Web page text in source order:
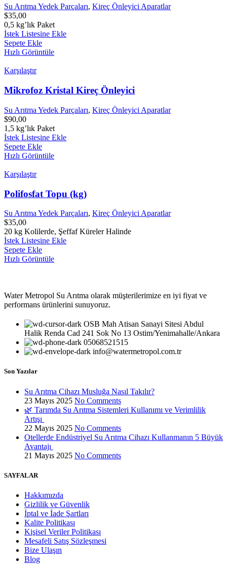
Su Arıtma Yedek Parçaları, Kireç Önleyici Aparatlar
$35,00
0,5 kg’lık Paket
İstek Listesine Ekle
Sepete Ekle
Hızlı Görüntüle
Karşılaştır
Mikrofoz Kristal Kireç Önleyici
Su Arıtma Yedek Parçaları, Kireç Önleyici Aparatlar
$90,00
1,5 kg’lık Paket
İstek Listesine Ekle
Sepete Ekle
Hızlı Görüntüle
Karşılaştır
Polifosfat Topu (kg)
Su Arıtma Yedek Parçaları, Kireç Önleyici Aparatlar
$35,00
20 kg Kolilerde, Şeffaf Küreler Halinde
İstek Listesine Ekle
Sepete Ekle
Hızlı Görüntüle
Water Metropol Su Arıtma olarak müşterilerimize en iyi fiyat ve
performans ürünlerini sunuyoruz.
OSB Mah Atisan Sanayi Sitesi Abdul
Halik Renda Cad 241 Sok No 13 Ostim/Yenimahalle/Ankara
05068521515
info@watermetropol.com.tr
Son Yazılar
Su Arıtma Cihazı Musluğa Nasıl Takılır?
23 Mayıs 2025 No Comments
🌿 Tarımda Su Arıtma Sistemleri Kullanımı ve Verimlilik
Artışı
22 Mayıs 2025 No Comments
Otellerde Endüstriyel Su Arıtma Cihazı Kullanmanın 5 Büyük
Avantajı
21 Mayıs 2025 No Comments
SAYFALAR
Hakkımızda
Gizlilik ve Güvenlik
İptal ve İade Şartları
Kalite Politikası
Kişisel Veriler Politikası
Mesafeli Satış Sözleşmesi
Bize Ulaşın
Blog